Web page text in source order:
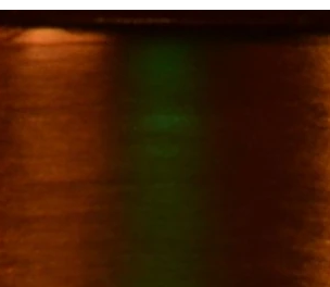
caña afectados por el cierre del
Ingenio San Pedro